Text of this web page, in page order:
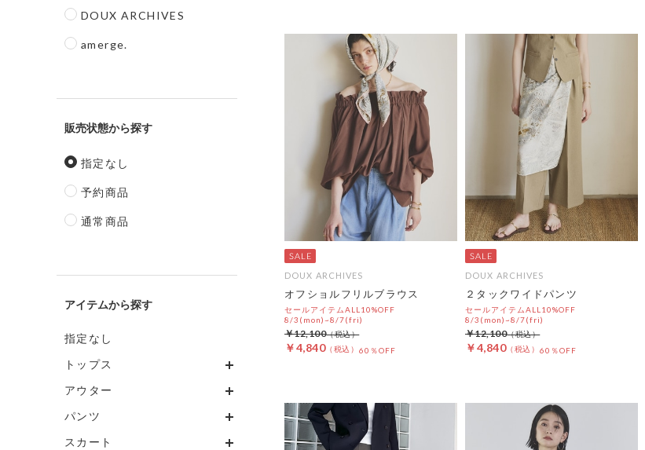
DOUX ARCHIVES
amerge.
販売状態
指定なし
予約商品
通常商品
アイテム
指定なし
トップス
アウター
パンツ
スカート
DOUX ARCHIVES
オフショルフリルブラウス
セールアイテムALL10%OFF
8/3(mon)~8/7(fri)
￥4,840 60％OFF
￥12,100
DOUX ARCHIVES
２タックワイドパンツ
セールアイテムALL10%OFF
8/3(mon)~8/7(fri)
￥4,840 60％OFF
￥12,100